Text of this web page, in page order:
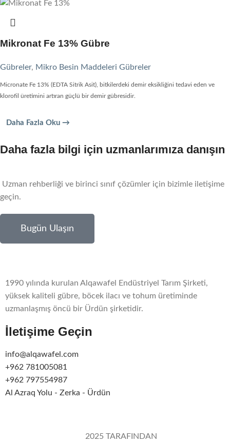
Mikronat Fe 13% Gübre
Gübreler, Mikro Besin Maddeleri Gübreler
Micronate Fe 13% (EDTA Sitrik Asit), bitkilerdeki demir eksikliğini tedavi eden ve
klorofil üretimini artıran güçlü bir demir gübresidir.
Daha Fazla Oku →
Daha fazla bilgi için uzmanlarımıza danışın
Uzman rehberliği ve birinci sınıf çözümler için bizimle iletişime
geçin.
Bugün Ulaşın
1990 yılında kurulan Alqawafel Endüstriyel Tarım Şirketi,
yüksek kaliteli gübre, böcek ilacı ve tohum üretiminde
uzmanlaşmış öncü bir Ürdün şirketidir.
İletişime Geçin
info@alqawafel.com
+962 781005081
+962 797554987
Al Azraq Yolu - Zerka - Ürdün
2025 TARAFINDAN